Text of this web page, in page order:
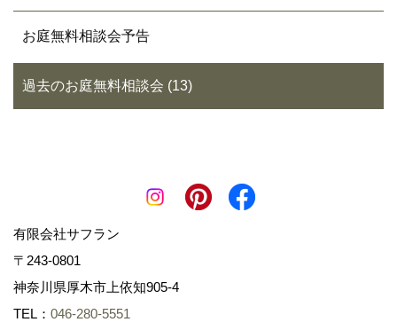
お庭無料相談会予告
過去のお庭無料相談会 (13)
有限会社サフラン
〒243-0801
神奈川県厚木市上依知905-4
TEL： 046-280-5551